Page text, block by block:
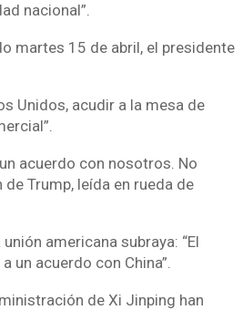
nacional”.
martes 15 de abril, el presidente
Unidos, acudir a la mesa de
acuerdo con nosotros. No
Trump, leída en rueda de
americana subraya: “El
un acuerdo con China”.
de Xi Jinping han